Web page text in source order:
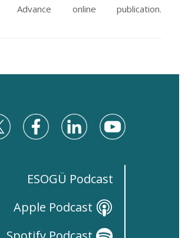
Advance online publication.
ESOGÜ Podcast
Apple Podcast